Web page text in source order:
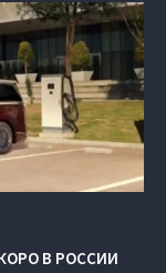
В РОССИИ